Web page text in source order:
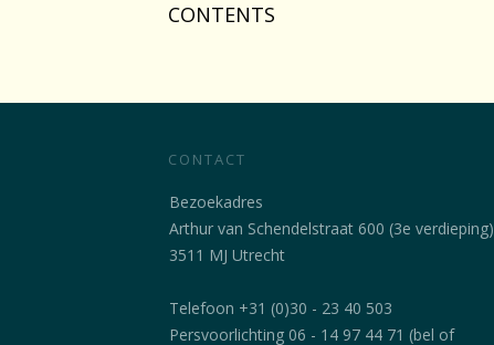
CONTENTS
CONTACT
Bezoekadres
Arthur van Schendelstraat 600 (3e verdieping)
3511 MJ Utrecht
Telefoon +31 (0)30 - 23 40 503
Persvoorlichting 06 - 14 97 44 71 (bel of